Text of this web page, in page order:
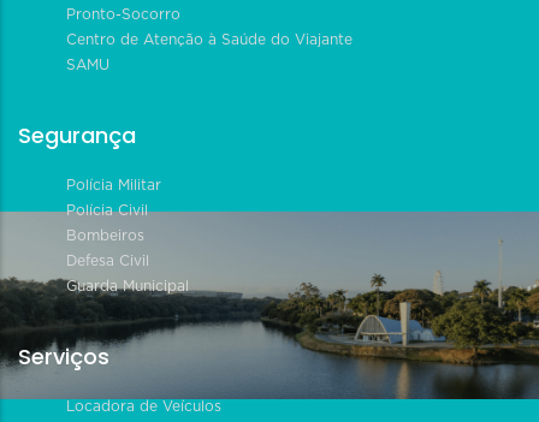
Pronto-Socorro
Centro de Atenção à Saúde do Viajante
SAMU
Segurança
Polícia Militar
Polícia Civil
Bombeiros
Defesa Civil
Guarda Municipal
Serviços
Locadora de Veículos